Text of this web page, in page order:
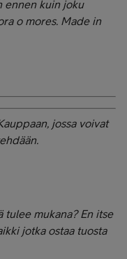
ennen kuin joku
o mores. Made in
jossa voivat
tulee mukana? En itse
jotka ostaa tuosta